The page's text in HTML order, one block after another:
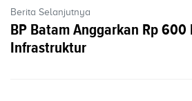
Berita Selanjutnya
BP Batam Anggarkan Rp
Infrastruktur